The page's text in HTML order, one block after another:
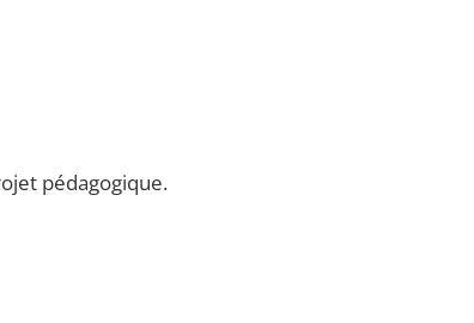
pédagogique.